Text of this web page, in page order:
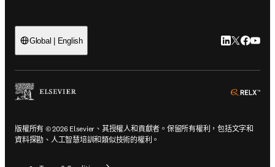
Global | English LinkedIn 打
Twitter 打
版權所有 © 2026 Elsevier、其授權人和貢獻者。保留所有權利，包括文字和
資料探勘、人工智慧培訓和類似技術的權利。